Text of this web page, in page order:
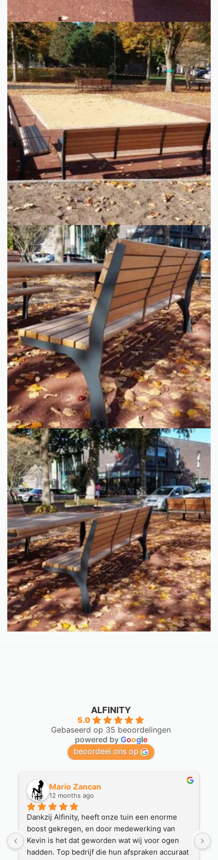
ALFINITY
5.0
Gebaseerd op 35 beoordelingen
powered by Google
beoordeel ons op
Mario Zancan
12 months ago
Dankzij Alfinity, heeft onze tuin een enorme
boost gekregen, en door medewerking van
Kevin is het dat geworden wat wij voor ogen
hadden. Top bedrijf die hun afspraken accuraat
die